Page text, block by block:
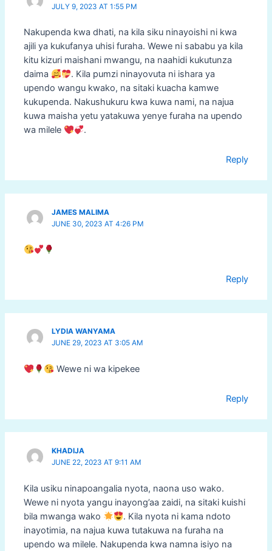
JULY 9, 2023 AT 1:55 PM
Nakupenda kwa dhati, na kila siku ninayoishi ni kwa
ajili ya kukufanya uhisi furaha. Wewe ni sababu ya kila
kitu kizuri maishani mwangu, na naahidi kukutunza
daima
. Kila pumzi ninayovuta ni ishara ya
upendo wangu kwako, na sitaki kuacha kamwe
kukupenda. Nakushukuru kwa kuwa nami, na najua
kuwa maisha yetu yatakuwa yenye furaha na upendo
wa milele
.
Reply
JAMES MALIMA
JUNE 30, 2023 AT 4:26 PM
Reply
LYDIA WANYAMA
JUNE 29, 2023 AT 3:05 AM
Wewe ni wa kipekee
Reply
KHADIJA
JUNE 22, 2023 AT 9:11 AM
Kila usiku ninapoangalia nyota, naona uso wako.
Wewe ni nyota yangu inayong’aa zaidi, na sitaki kuishi
bila mwanga wako
. Kila nyota ni kama ndoto
inayotimia, na najua kuwa tutakuwa na furaha na
upendo wa milele. Nakupenda kwa namna isiyo na